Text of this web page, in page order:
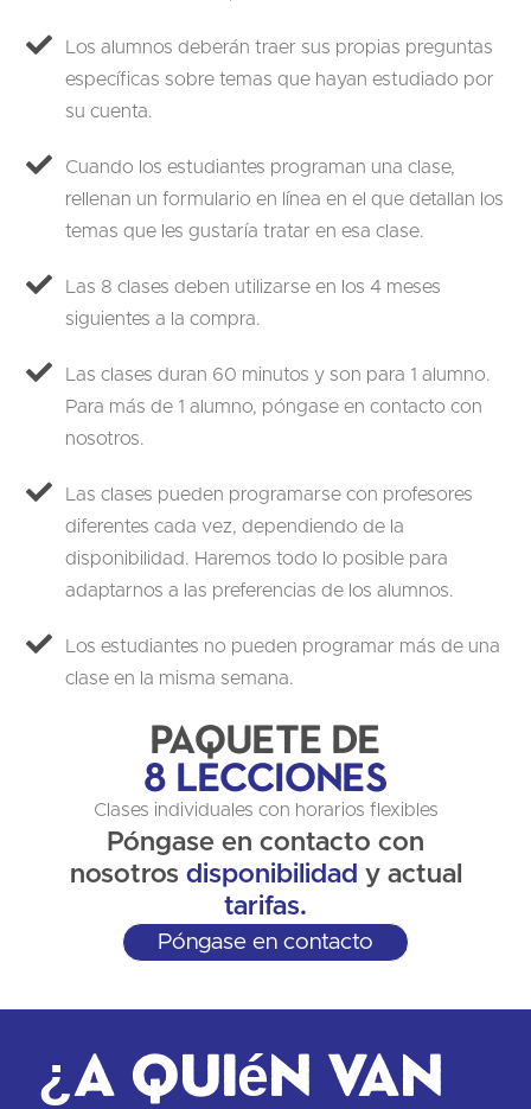
Los alumnos deberán traer sus propias preguntas
específicas sobre temas que hayan estudiado por
su cuenta.
Cuando los estudiantes programan una clase,
rellenan un formulario en línea en el que detallan los
temas que les gustaría tratar en esa clase.
Las 8 clases deben utilizarse en los 4 meses
siguientes a la compra.
Las clases duran 60 minutos y son para 1 alumno.
Para más de 1 alumno, póngase en contacto con
nosotros.
Las clases pueden programarse con profesores
diferentes cada vez, dependiendo de la
disponibilidad. Haremos todo lo posible para
adaptarnos a las preferencias de los alumnos.
Los estudiantes no pueden programar más de una
clase en la misma semana.
Paquete de
8 Lecciones
Clases individuales con horarios flexibles
Póngase en contacto con
nosotros disponibilidad y actual
tarifas.
Póngase en contacto
¿A quién van